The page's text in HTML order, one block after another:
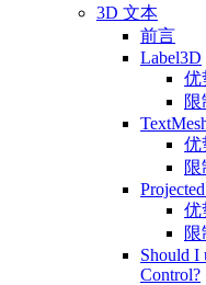
3D 文本
前言
Label3D
优
限
优
限
优
限
Should I
Control?